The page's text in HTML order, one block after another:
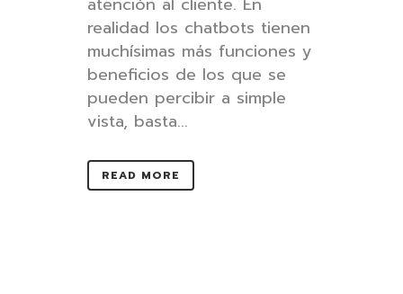
realidad los chatbots tienen
muchísimas más funciones y
beneficios de los que se
pueden percibir a simple
vista, basta...
READ MORE